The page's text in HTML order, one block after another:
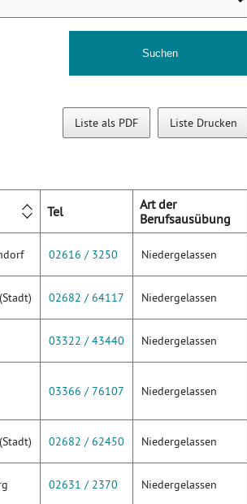
Liste als PDF Liste Drucken
Tel
Art der
Berufsausübung
02616 / 3250 Niedergelassen
02682 / 64117 Niedergelassen
03322 / 43440 Niedergelassen
03366 / 76107 Niedergelassen
02682 / 62450 Niedergelassen
02631 / 2370 Niedergelassen